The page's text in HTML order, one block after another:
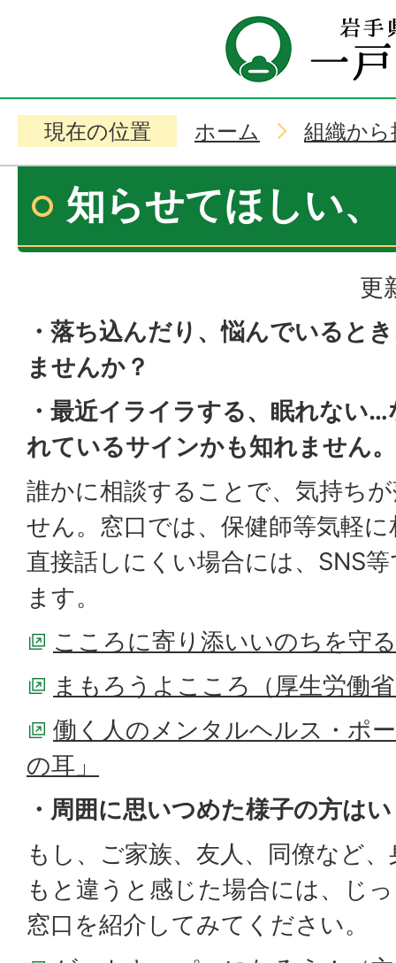
現在の位置 ホーム 組織か
知らせてほしい、
更
・落ち込んだり、悩んでいると
ませんか？
・最近イライラする、眠れない
れているサインかも知れません。
誰かに相談することで、気持ち
せん。窓口では、保健師等気軽
直接話しにくい場合には、SNS
ます。
こころに寄り添いいのちを守
まもろうよこころ（厚生労働
働く人のメンタルヘルス・ポ
の耳」
・周囲に思いつめた様子の方は
もし、ご家族、友人、同僚など
もと違うと感じた場合には、じ
窓口を紹介してみてください。